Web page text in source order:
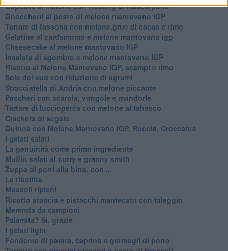
Cupcake al melone con frosting al mascarpone
Gnocchetti al pesto di melone mantovano IGP
Tartare di fassona con melone,grue di cacao e timo
Gelatine al cardamomo e melone mantovano igp
Cheesecake al melone mantovano IGP
Insalata di sgombro e melone mantovano IGP
Risotto al Melone Mantovano IGP, scampi e timo
Sole del sud con riduzione di agrumi
Stracciatella di Andria con melone piccante
Paccheri con scarola, vongole e mandorle
Tartare di luccioperca con melone al tabasco
Crackers di segale
Quinoa con Melone Mantovano IGP, Rucola, Croccante
I gelati salati
La genuinità come primo ingrediente
Muffin salati al curry e granny smith
Zuppa di porri alla birra, con ...
La ribollita
Muscoli ripieni
Risotto arancia e pistacchi mantecato con taleggio
Merenda da campioni
Palamita? Sì, grazie
I gelati light
Fondente di patata, caprino e germogli di porro